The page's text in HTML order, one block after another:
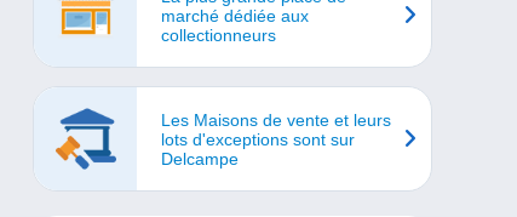
marché dédiée aux
collectionneurs
Les Maisons de vente et leurs
lots d'exceptions sont sur
Delcampe